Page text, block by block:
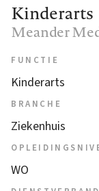
Kinderarts
Meander
FUNCTIE
Kinderarts
BRANCHE
Ziekenhuis
WO